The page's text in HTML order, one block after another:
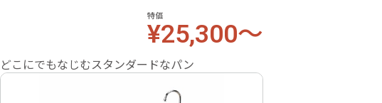
特価
¥25,300～
どこにでもなじむスタンダードなパン